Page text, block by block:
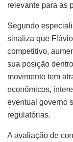
relevante para as
Segundo
sinaliza que
competitivo,
sua posição
movimento tem
econômicos,
eventual governo
regulatórias.
A avaliação de